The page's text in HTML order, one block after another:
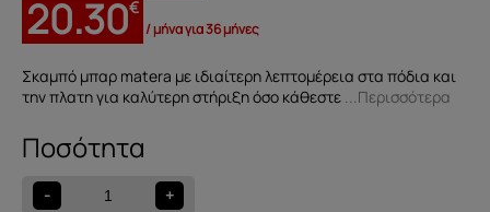
20.30€
/ μήνα για 36 μήνες
Σκαμπό μπαρ matera με ιδιαίτερη λεπτομέρεια στα πόδια και
την πλατη για καλύτερη στήριξη όσο κάθεστε ...Περισσότερα
-
Σκαμπό
Bar
MATERA
+